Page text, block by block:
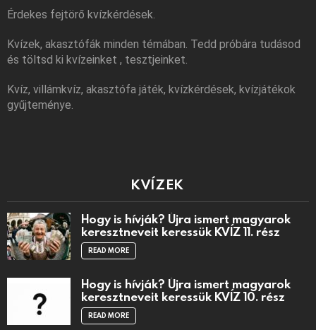
Érdekes fejtörő kvízkérdések.
Kvízek, akasztófák minden témában. Tedd próbára tudásod
és töltsd ki kvízeinket , tesztjeinket.
Kvíz, villámkvíz, akasztófa játék, kvízkérdések, kvízjátékok
gyűjteménye.
KVÍZEK
Hogy is hívják? Újra ismert magyarok
keresztneveit keressük KVÍZ 11. rész
READ MORE
Hogy is hívják? Újra ismert magyarok
keresztneveit keressük KVÍZ 10. rész
READ MORE